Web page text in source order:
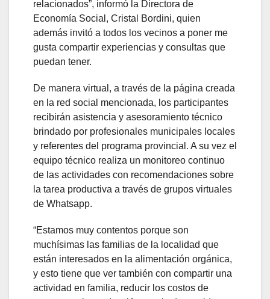
relacionados”, informó la Directora de
Economía Social, Cristal Bordini, quien
además invitó a todos los vecinos a poner me
gusta compartir experiencias y consultas que
puedan tener.
De manera virtual, a través de la página creada
en la red social mencionada, los participantes
recibirán asistencia y asesoramiento técnico
brindado por profesionales municipales locales
y referentes del programa provincial. A su vez el
equipo técnico realiza un monitoreo continuo
de las actividades con recomendaciones sobre
la tarea productiva a través de grupos virtuales
de Whatsapp.
“Estamos muy contentos porque son
muchísimas las familias de la localidad que
están interesados en la alimentación orgánica,
y esto tiene que ver también con compartir una
actividad en familia, reducir los costos de